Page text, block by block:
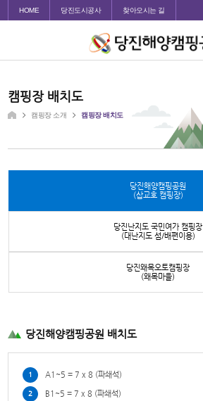
HOME 당진도시공사 찾아오시는 길
캠핑장 배치도
캠핑장 소개 캠핑장 배치도
당진해양캠핑공원
(삽교호 캠핑장)
당진난지도 국민여가 캠핑장
(대난지도 섬/배편이용)
당진왜목오토캠핑장
(왜목마을)
당진해양캠핑공원 배치도
1 A1~5 = 7 x 8 (파쇄석)
2 B1~5 = 7 x 8 (파쇄석)